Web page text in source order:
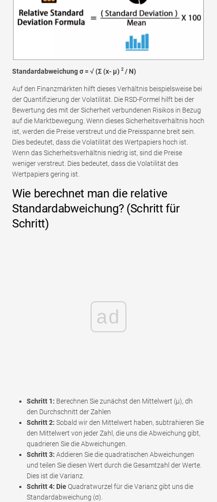
Standardabweichung σ = √ (Σ (x- μ) 2 / N)
Auf den Finanzmärkten hilft dieses Verhältnis beispielsweise bei
der Quantifizierung der Volatilität. Die RSD-Formel hilft bei der
Bewertung des mit der Sicherheit verbundenen Risikos in Bezug
auf die Marktbewegung. Wenn dieses Sicherheitsverhältnis hoch
ist, werden die Preise verstreut und die Preisspanne breit sein.
Dies bedeutet, dass die Volatilität des Wertpapiers hoch ist.
Wenn das Sicherheitsverhältnis niedrig ist, sind die Preise
weniger verstreut. Dies bedeutet, dass die Volatilität des
Wertpapiers gering ist.
Wie berechnet man die relative
Standardabweichung? (Schritt für
Schritt)
ad
Schritt 1: Berechnen Sie zunächst den Mittelwert (μ), dh
den Durchschnitt der Zahlen
Schritt 2: Sobald wir den Mittelwert haben, subtrahieren Sie
den Mittelwert von jeder Zahl, die uns die Abweichung gibt,
quadrieren Sie die Abweichungen.
Schritt 3: Addieren Sie die quadratischen Abweichungen
und teilen Sie diesen Wert durch die Gesamtzahl der Werte.
Dies ist die Varianz.
Schritt 4: DieQuadratwurzel für die Varianz gibt uns die
Standardabweichung (σ).